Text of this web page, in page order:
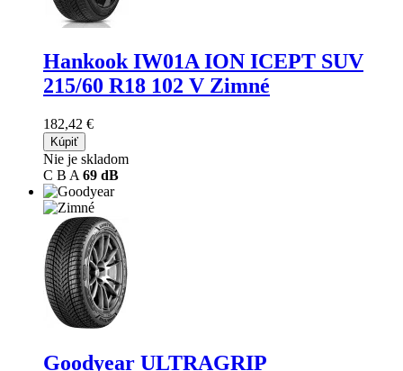
Hankook IW01A ION ICEPT SUV
215/60 R18 102 V Zimné
182,42 €
Kúpiť
Nie je skladom
C B A 69 dB
Goodyear ULTRAGRIP